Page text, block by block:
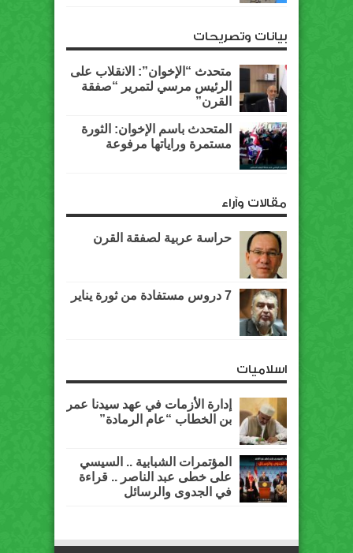
بيانات وتصريحات
متحدث “الإخوان”: الانقلاب على
الرئيس مرسي لتمرير “صفقة
القرن”
المتحدث باسم الإخوان: الثورة
مستمرة وراياتها مرفوعة
مقالات وآراء
حراسة عربية لصفقة القرن
7 دروس مستفادة من ثورة يناير
اسلاميات
إدارة الأزمات في عهد سيدنا عمر
بن الخطاب “عام الرمادة”
المؤتمرات الشبابية .. السيسي
على خطى عبد الناصر .. قراءة
في الجدوى والرسائل